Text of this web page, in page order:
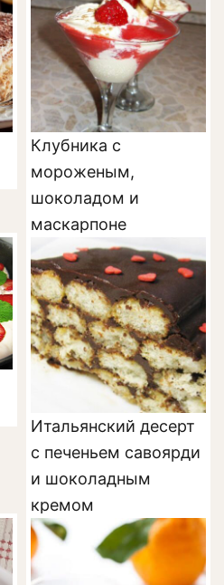
Клубника с
мороженым,
шоколадом и
маскарпоне
Итальянский десерт
с печеньем савоярди
и шоколадным
кремом